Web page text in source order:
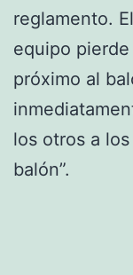
reglamento.
equipo
próximo al
los otros a
balón”.